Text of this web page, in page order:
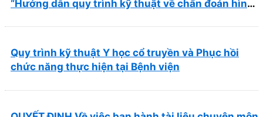
“Hướng dẫn quy trình kỹ thuật về chẩn đoán hình
Quy trình kỹ thuật Y học cổ truyền và Phục hồi
chức năng thực hiện tại Bệnh viện